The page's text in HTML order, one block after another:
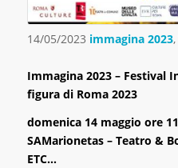
14/05/2023 immagina 2023,
Immagina 2023 – Festival
figura di Roma 2023
domenica 14 maggio ore 11
SAMarionetas – Teatro &
ETC…